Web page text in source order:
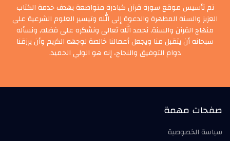
تم تأسيس موقع سورة قرآن كبادرة متواضعة بهدف خدمة الكتاب
العزيز والسنة المطهرة والدعوة إلى الله وتيسير العلوم الشرعية على
منهاج القرآن والسنة, نحمد الله تعالى ونشكره على فضله, ونسأله
سبحانه أن يتقبل منا ويجعل أعمالنا خالصة لوجهه الكريم وأن يرزقنا
دوام التوفيق والنجاح، إنه هو الولي الحميد.
صفحات مهمة
سياسة الخصوصية